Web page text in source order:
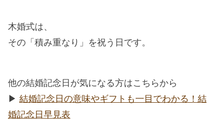
木婚式は、
その「積み重なり」を祝う日です。
他の結婚記念日が気になる方はこちらから
▶︎ 結婚記念日の意味やギフトも一目でわかる！結
婚記念日早見表